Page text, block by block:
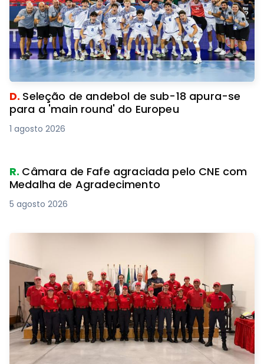
D. Seleção de andebol de sub-18 apura-se
para a 'main round' do Europeu
1 agosto 2026
R. Câmara de Fafe agraciada pelo CNE com
Medalha de Agradecimento
5 agosto 2026